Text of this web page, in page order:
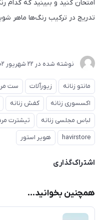
امتحان کنید و ببینید که کدام
تدریج در ترکیب رنگ‌ها ماهر
نوشته شده در 22 شهریور 1402
مانتو زنانه زیورآلات ست
اکسسوری زنانه
کفش زنانه
لباس مجلسی زنانه
تیشترت
havirstore
هویر استور
اشتراک‌گذاری
همچنین بخوانید...